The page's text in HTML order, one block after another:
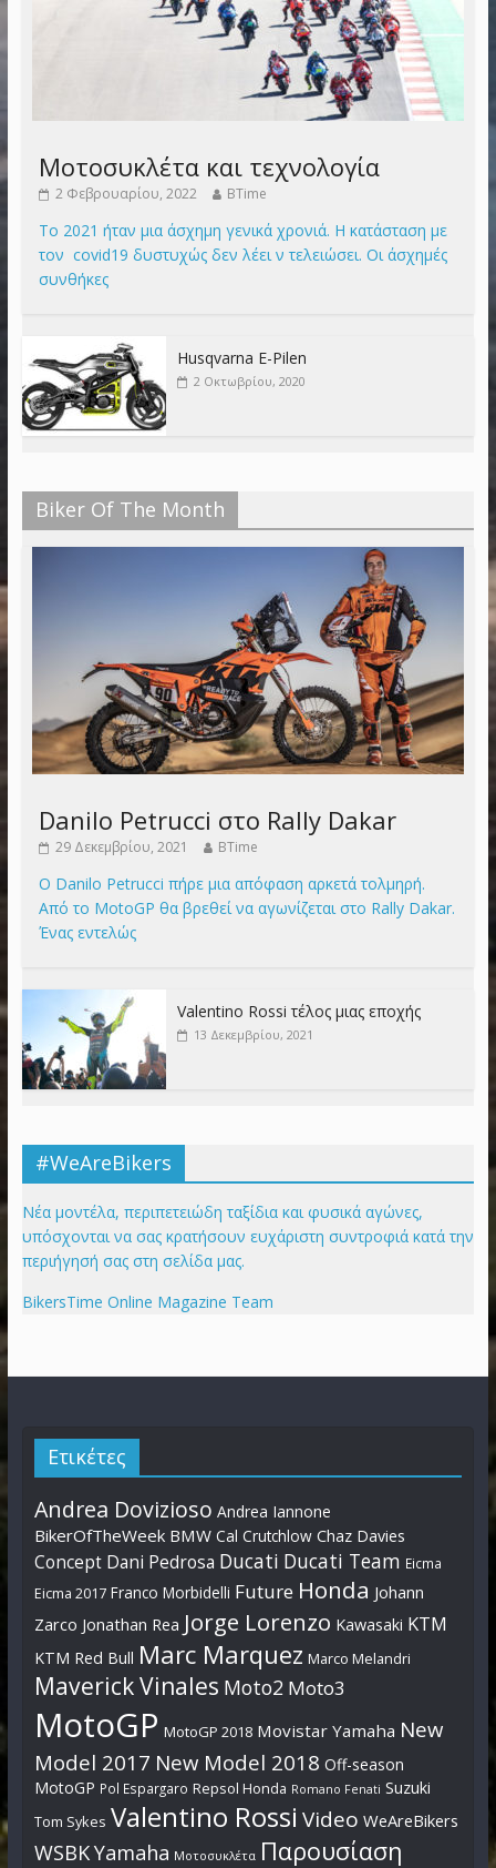
Μοτοσυκλέτα και τεχνολογία
2 Φεβρουαρίου, 2022 BTime
Το 2021 ήταν μια άσχημη γενικά χρονιά. Η κατάσταση με
τον covid19 δυστυχώς δεν λέει ν τελειώσει. Οι άσχημές
συνθήκες
Husqvarna E-Pilen
2 Οκτωβρίου, 2020
Biker Of The Month
Danilo Petrucci στο Rally Dakar
29 Δεκεμβρίου, 2021 BTime
Ο Danilo Petrucci πήρε μια απόφαση αρκετά τολμηρή.
Από το MotoGP θα βρεθεί να αγωνίζεται στο Rally Dakar.
Ένας εντελώς
Valentino Rossi τέλος μιας εποχής
13 Δεκεμβρίου, 2021
#WeAreBikers
Νέα μοντέλα, περιπετειώδη ταξίδια και φυσικά αγώνες,
υπόσχονται να σας κρατήσουν ευχάριστη συντροφιά κατά την
περιήγησή σας στη σελίδα μας.
BikersTime Online Magazine Team
Ετικέτες
Andrea Dovizioso Andrea Iannone
BikerOfTheWeek BMW Cal Crutchlow Chaz Davies
Concept Dani Pedrosa Ducati Ducati Team Eicma
Eicma 2017 Franco Morbidelli Future Honda Johann
Zarco Jonathan Rea Jorge Lorenzo Kawasaki KTM
KTM Red Bull Marc Marquez Marco Melandri
Maverick Vinales Moto2 Moto3
MotoGP MotoGP 2018 Movistar Yamaha New
Model 2017 New Model 2018 Off-season
MotoGP Pol Espargaro Repsol Honda Romano Fenati Suzuki
Tom Sykes Valentino Rossi Video WeAreBikers
WSBKYamaha Μοτοσυκλέτα Παρουσίαση